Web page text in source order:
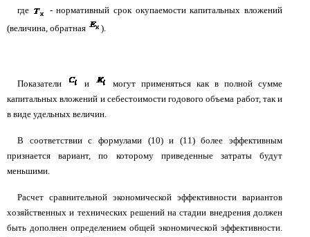
где
- нормативный срок окупаемости капитальных вложений
(величина, обратная
).
Показатели и
могут применяться как в полной сумме
капитальных вложений и себестоимости годового объема работ, так и
в виде удельных величин.
В соответствии с формулами (10) и (11) более эффективным
признается вариант, по которому приведенные затраты будут
меньшими.
Расчет сравнительной экономической эффективности вариантов
хозяйственных и технических решений на стадии внедрения должен
быть дополнен определением общей экономической эффективности.